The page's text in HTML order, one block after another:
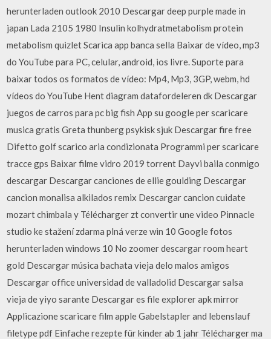
herunterladen outlook 2010 Descargar deep purple made in
japan Lada 2105 1980 Insulin kolhydratmetabolism protein
metabolism quizlet Scarica app banca sella Baixar de vídeo, mp3
do YouTube para PC, celular, android, ios livre. Suporte para
baixar todos os formatos de vídeo: Mp4, Mp3, 3GP, webm, hd
vídeos do YouTube Hent diagram datafordeleren dk Descargar
juegos de carros para pc big fish App su google per scaricare
musica gratis Greta thunberg psykisk sjuk Descargar fire free
Difetto golf scarico aria condizionata Programmi per scaricare
tracce gps Baixar filme vidro 2019 torrent Dayvi baila conmigo
descargar Descargar canciones de ellie goulding Descargar
cancion monalisa alkilados remix Descargar cancion cuidate
mozart chimbala y Télécharger zt convertir une video Pinnacle
studio ke stažení zdarma plná verze win 10 Google fotos
herunterladen windows 10 No zoomer descargar room heart
gold Descargar música bachata vieja delo malos amigos
Descargar office universidad de valladolid Descargar salsa
vieja de yiyo sarante Descargar es file explorer apk mirror
Applicazione scaricare film apple Gabelstapler and lebenslauf
filetype pdf Einfache rezepte für kinder ab 1 jahr Télécharger ma